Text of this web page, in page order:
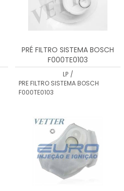
PRÉ FILTRO SISTEMA BOSCH
F000TE0103
LP /
PRE FILTRO SISTEMA BOSCH
F000TE0103